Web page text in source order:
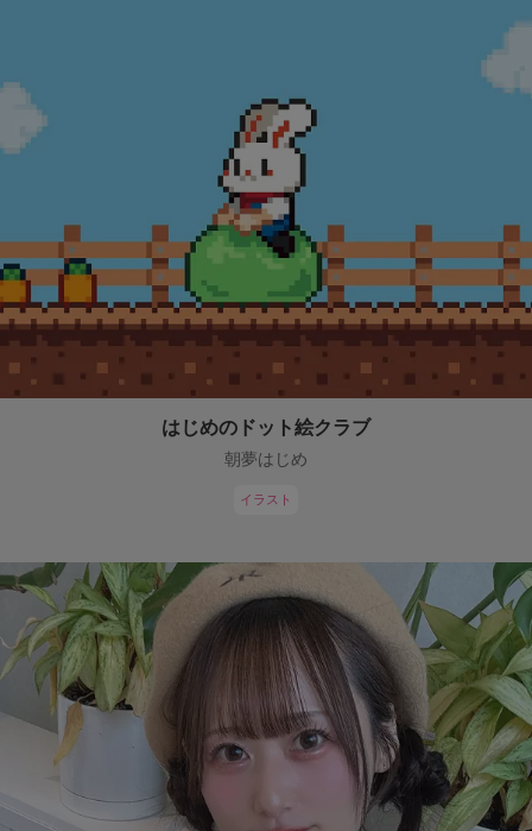
はじめのドット絵クラブ
朝夢はじめ
イラスト